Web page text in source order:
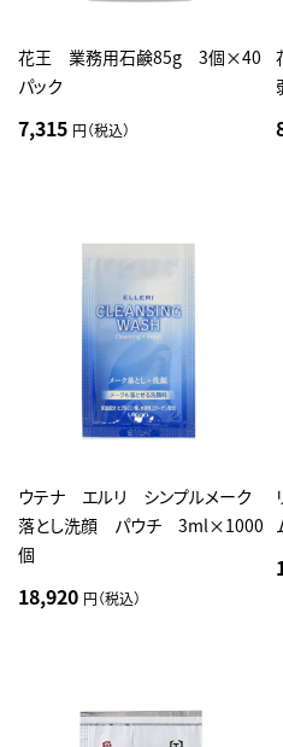
花王 業務用石鹸85g 3個×40
パック
7,315 円（税込）
ウテナ エルリ シンプルメーク
落とし洗顔 パウチ 3ml×1000
個
18,920 円（税込）